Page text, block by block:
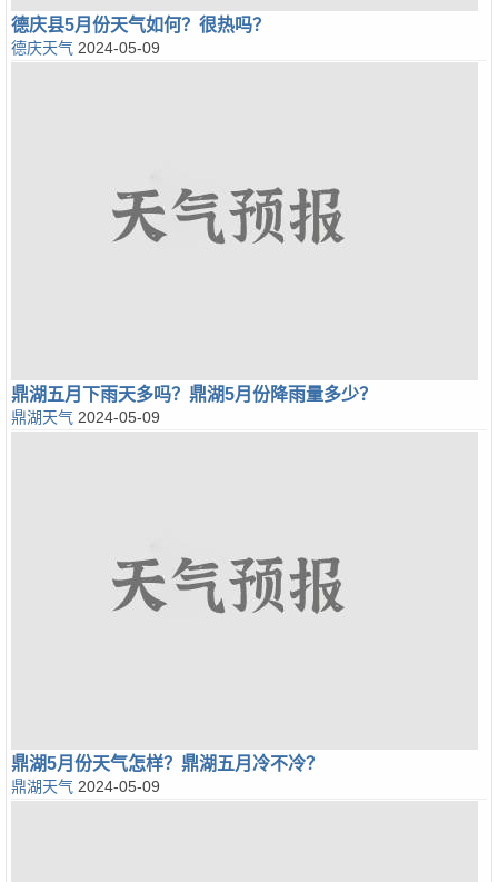
德庆县5月份天气如何？很热吗？
德庆天气 2024-05-09
鼎湖五月下雨天多吗？鼎湖5月份降雨量多少？
鼎湖天气 2024-05-09
鼎湖5月份天气怎样？鼎湖五月冷不冷？
鼎湖天气 2024-05-09